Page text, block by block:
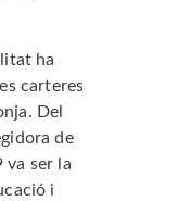
ha
carteres
Del
de
va ser la
i